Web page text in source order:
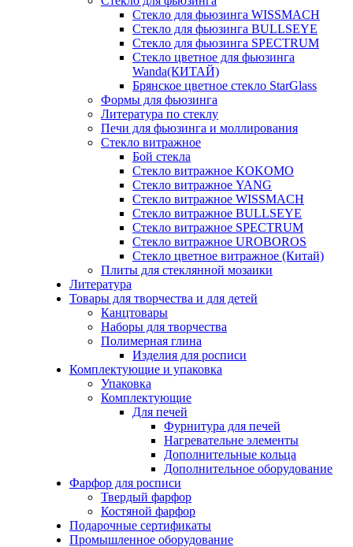
Стекло для фьюзинга WISSMACH
Стекло для фьюзинга BULLSEYE
Стекло для фьюзинга SPECTRUM
Стекло цветное для фьюзинга
Wanda(КИТАЙ)
Брянское цветное стекло StarGlass
Формы для фьюзинга
Литература по стеклу
Печи для фьюзинга и моллирования
Стекло витражное
Бой стекла
Стекло витражное KOKOMO
Стекло витражное YANG
Стекло витражное WISSMACH
Стекло витражное BULLSEYE
Стекло витражное SPECTRUM
Стекло витражное UROBOROS
Стекло цветное витражное (Китай)
Плиты для стеклянной мозаики
Литература
Товары для творчества и для детей
Канцтовары
Наборы для творчества
Полимерная глина
Изделия для росписи
Комплектующие и упаковка
Упаковка
Комплектующие
Для печей
Фурнитура для печей
Нагревательне элементы
Дополнительные кольца
Дополнительное оборудование
Фарфор для росписи
Твердый фарфор
Костяной фарфор
Подарочные сертификаты
Промышленное оборудование